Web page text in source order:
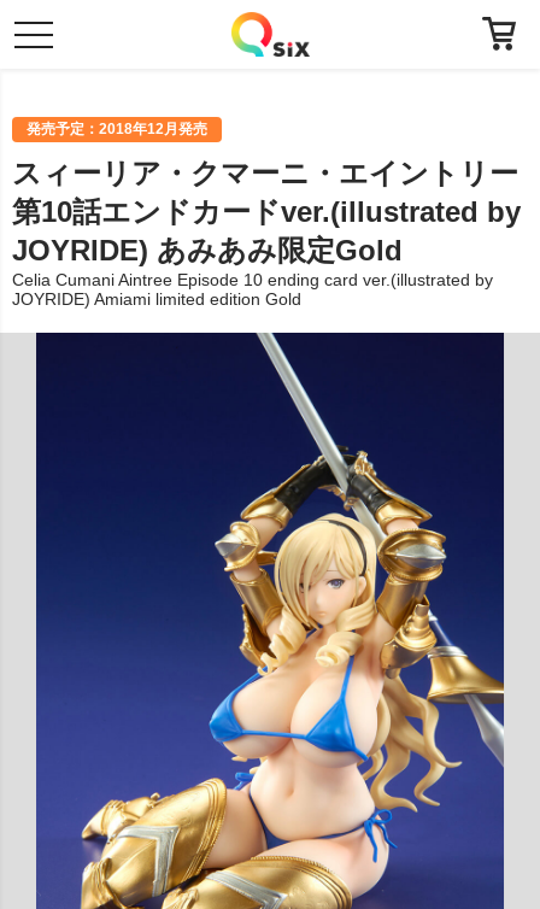
toggle
navigation
発売予定：2018年12月発売
スィーリア・クマーニ・エイントリー
第10話エンドカードver.(illustrated by
JOYRIDE) あみあみ限定Gold
Celia Cumani Aintree Episode 10 ending card ver.(illustrated by
JOYRIDE) Amiami limited edition Gold